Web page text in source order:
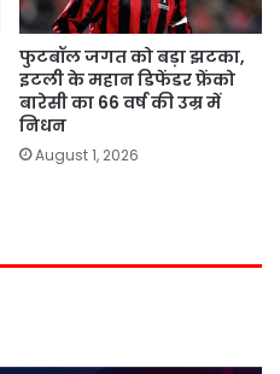
फुटबॉल जगत को बड़ा झटका,
इटली के महान डिफेंडर फ्रेंको
बारेसी का 66 वर्ष की उम्र में
निधन
August 1, 2026